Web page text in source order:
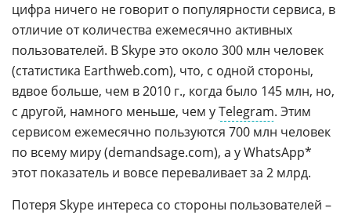
цифра ничего не говорит о популярности сервиса, в
отличие от количества ежемесячно активных
пользователей. В Skype это около 300 млн человек
(статистика Earthweb.com), что, с одной стороны,
вдвое больше, чем в 2010 г., когда было 145 млн, но,
с другой, намного меньше, чем уTelegram. Этим
сервисом ежемесячно пользуются 700 млн человек
по всему миру (demandsage.com), а у WhatsApp*
этот показатель и вовсе переваливает за 2 млрд.
Потеря Skype интереса со стороны пользователей –